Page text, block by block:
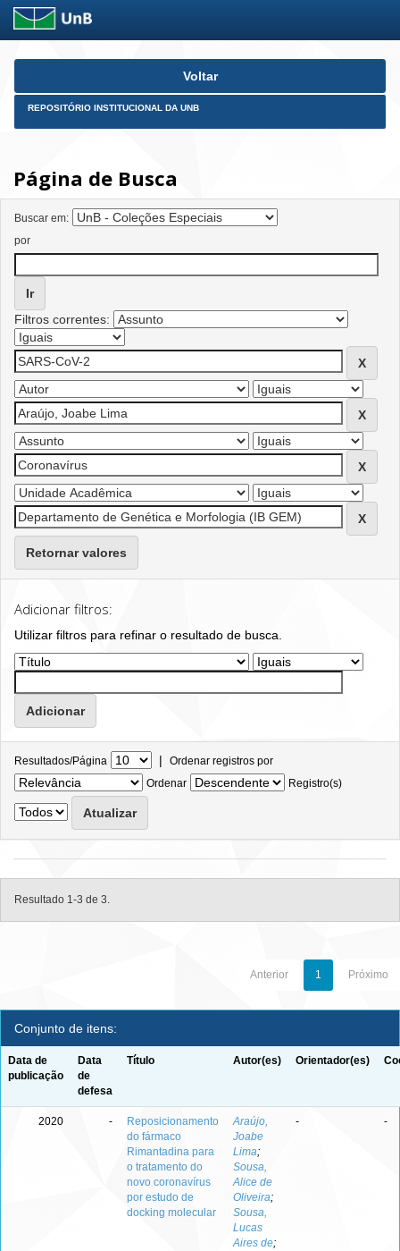
Skip
Voltar
REPOSITÓRIO INSTITUCIONAL DA UNB
Página de Busca
Buscar em:
por
Filtros correntes:
Retornar valores
Adicionar filtros:
Utilizar filtros para refinar o resultado de busca.
Resultados/Página | Ordenar registros por
Ordenar
Registro(s)
Resultado 1-3 de 3.
Anterior 1 Próximo
Conjunto de itens:
Data de
publicação
Data
de
defesa
Título Autor(es) Orientador(es)
2020 -
Reposicionamento
do fármaco
Rimantadina para
o tratamento do
novo coronavírus
por estudo de
docking molecular
Araújo,
Joabe
Lima;
Sousa,
Alice de
Oliveira;
Sousa,
Lucas
Aires de;
- -